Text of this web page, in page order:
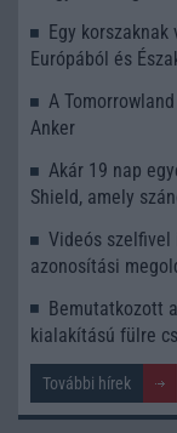
Egy
Európából és
A
Anker
Akár 19 nap
Shield, amely
Videós szelfivel
azonosítási
Bemutatkozott
kialakítású fülre
További hírek